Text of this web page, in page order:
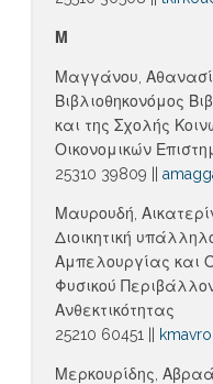
Μ
Μαγγάνου,
Βιβλιοθηκονόμος
και της Σχολής
Οικονομικών
25310 39809 ||
Μαυρουδή,
Διοικητική
Αμπελουργίας και
Φυσικού
Ανθεκτικότητας
25210 60451 ||
Μερκουρίδης,